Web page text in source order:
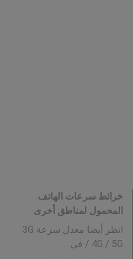
خرائط سرعات الهاتف
المحمول لمناطق أخرى
انظر أيضا معدل سرعة 3G
/ 4G / 5G في
: